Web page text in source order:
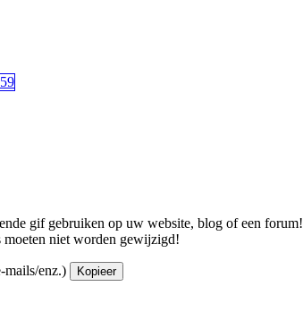
gif gebruiken op uw website, blog of een forum!
moeten niet worden gewijzigd!
mails/enz.) Kopieer